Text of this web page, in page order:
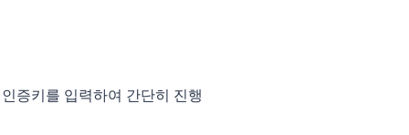
증키를 입력하여 간단히 진행